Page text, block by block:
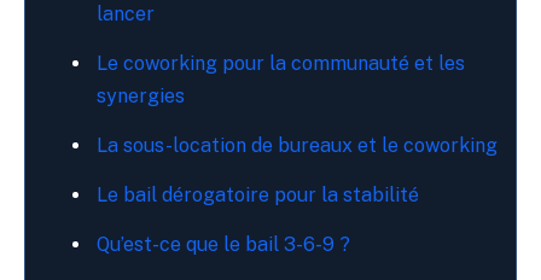
lancer
Le coworking pour la communauté et les
synergies
La sous-location de bureaux et le coworking
Le bail dérogatoire pour la stabilité
Qu’est-ce que le bail 3-6-9 ?